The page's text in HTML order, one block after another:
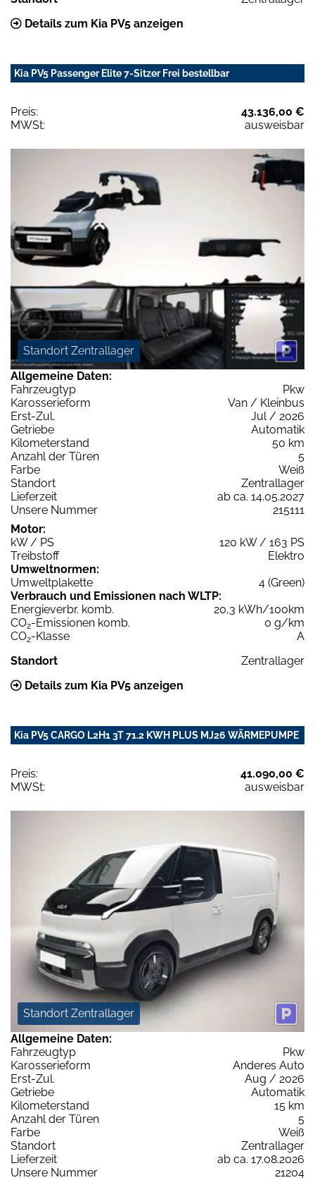
Details zum Kia PV5 anzeigen
Kia PV5 Passenger Elite 7-Sitzer Frei bestellbar
Preis:
43.136,00 €
MWSt:
ausweisbar
Standort Zentrallager
Allgemeine Daten:
Fahrzeugtyp
Pkw
Karosserieform
Van / Kleinbus
Erst-Zul.
Jul / 2026
Getriebe
Automatik
Kilometerstand
50 km
Anzahl der Türen
5
Farbe
Weiß
Standort
Zentrallager
Lieferzeit
ab ca. 14.05.2027
Unsere Nummer
215111
Motor:
kW / PS
120 kW / 163 PS
Treibstoff
Elektro
Umweltnormen:
Umweltplakette
4 (Green)
Verbrauch und Emissionen nach WLTP:
Energieverbr. komb.
20,3 kWh/100km
CO2-Emissionen komb.
0 g/km
CO2-Klasse
A
Standort
Zentrallager
Details zum Kia PV5 anzeigen
Kia PV5 CARGO L2H1 3T 71.2 KWH PLUS MJ26 WÄRMEPUMPE
Preis:
41.090,00 €
MWSt:
ausweisbar
Standort Zentrallager
Allgemeine Daten:
Fahrzeugtyp
Pkw
Karosserieform
Anderes Auto
Erst-Zul.
Aug / 2026
Getriebe
Automatik
Kilometerstand
15 km
Anzahl der Türen
5
Farbe
Weiß
Standort
Zentrallager
Lieferzeit
ab ca. 17.08.2026
Unsere Nummer
21204